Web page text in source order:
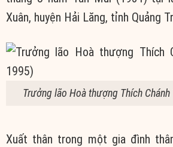
Xuân, huyện Hải Lăng, tỉnh Quảng
Trưởng lão Hoà thượng Thích
Xuất thân trong một gia đình